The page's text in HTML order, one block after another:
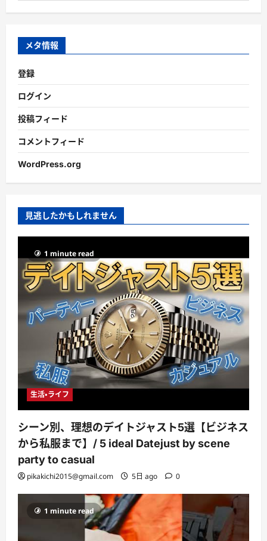
メタ情報
登録
ログイン
投稿フィード
コメントフィード
WordPress.org
見逃したかもしれません
1 minute read
生活・ライフ
シーン別、理想のデイトジャスト5選【ビジネス
から私服まで】/ 5 ideal Datejust by scene
party to casual
pikakichi2015@gmail.com 5日 ago 0
1 minute read